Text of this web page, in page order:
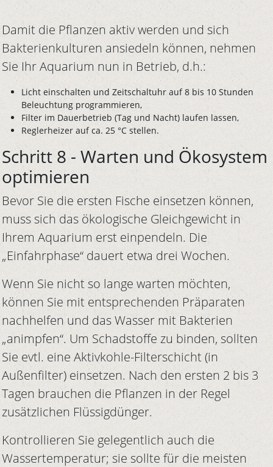
Damit die Pflanzen aktiv werden und sich
Bakterienkulturen ansiedeln können, nehmen
Sie Ihr Aquarium nun in Betrieb, d.h.:
Licht einschalten und Zeitschaltuhr auf 8 bis 10 Stunden
Beleuchtung programmieren,
Filter im Dauerbetrieb (Tag und Nacht) laufen lassen,
Reglerheizer auf ca. 25 °C stellen.
Schritt 8 - Warten und Ökosystem
optimieren
Bevor Sie die ersten Fische einsetzen können,
muss sich das ökologische Gleichgewicht in
Ihrem Aquarium erst einpendeln. Die
„Einfahrphase“ dauert etwa drei Wochen.
Wenn Sie nicht so lange warten möchten,
können Sie mit entsprechenden Präparaten
nachhelfen und das Wasser mit Bakterien
„animpfen“. Um Schadstoffe zu binden, sollten
Sie evtl. eine Aktivkohle-Filterschicht (in
Außenfilter) einsetzen. Nach den ersten 2 bis 3
Tagen brauchen die Pflanzen in der Regel
zusätzlichen Flüssigdünger.
Kontrollieren Sie gelegentlich auch die
Wassertemperatur; sie sollte für die meisten